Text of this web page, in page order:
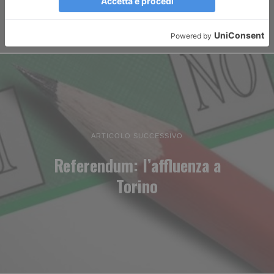
ARTICOLO SUCCESSIVO
Referendum: l’affluenza a
Torino